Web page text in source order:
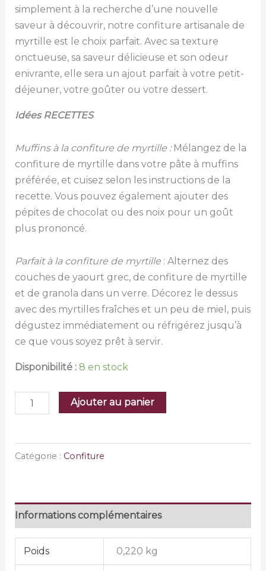
simplement à la recherche d’une nouvelle
saveur à découvrir, notre confiture artisanale de
myrtille est le choix parfait. Avec sa texture
onctueuse, sa saveur délicieuse et son odeur
enivrante, elle sera un ajout parfait à votre petit-
déjeuner, votre goûter ou votre dessert.
Idées RECETTES
Muffins à la confiture de myrtille :Mélangez de la
confiture de myrtille dans votre pâte à muffins
préférée, et cuisez selon les instructions de la
recette. Vous pouvez également ajouter des
pépites de chocolat ou des noix pour un goût
plus prononcé.
Parfait à la confiture de myrtille: Alternez des
couches de yaourt grec, de confiture de myrtille
et de granola dans un verre. Décorez le dessus
avec des myrtilles fraîches et un peu de miel, puis
dégustez immédiatement ou réfrigérez jusqu’à
ce que vous soyez prêt à servir.
Disponibilité : 8 en stock
quantité
de
Artisanale
Myrtille
Ajouter au panier
Catégorie : Confiture
Informations complémentaires
Poids 0,220 kg